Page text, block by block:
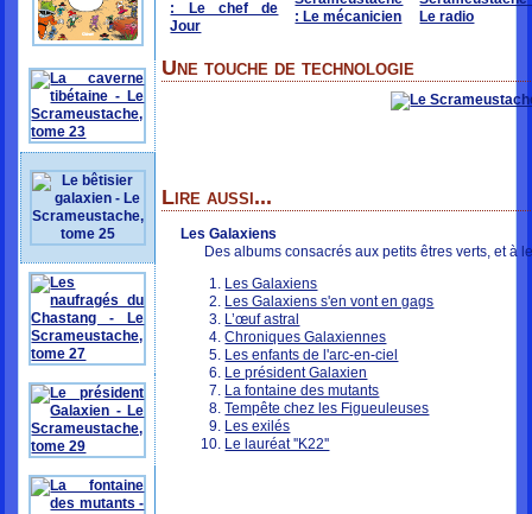
Une touche de technologie
Lire aussi...
Les Galaxiens
Des albums consacrés aux petits êtres verts, et à
Les Galaxiens
Les Galaxiens s'en vont en gags
L’œuf astral
Chroniques Galaxiennes
Les enfants de l'arc-en-ciel
Le président Galaxien
La fontaine des mutants
Tempête chez les Figueuleuses
Les exilés
Le lauréat ''K22''